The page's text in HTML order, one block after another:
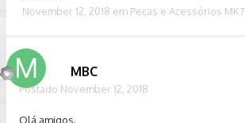
November 12, 2018 em Peças e Acessórios MK7
MBC
Postado November 12, 2018
Olá amigos.